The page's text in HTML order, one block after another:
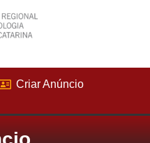
Criar Anúncio